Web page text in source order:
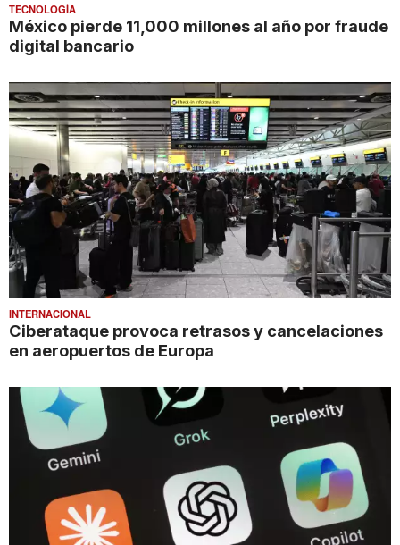
TECNOLOGÍA
México pierde 11,000 millones al año por fraude
digital bancario
INTERNACIONAL
Ciberataque provoca retrasos y cancelaciones
en aeropuertos de Europa